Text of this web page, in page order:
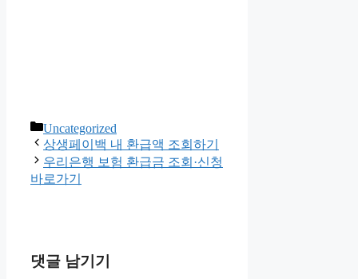
카
테
고
리
Uncategorized
상생페이백 내 환급액 조회하기
우리은행 보험 환급금 조회·신청
바로가기
댓글 남기기